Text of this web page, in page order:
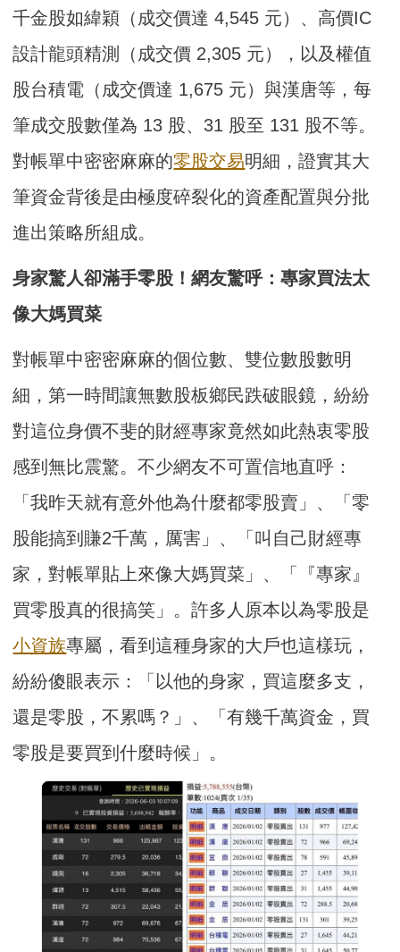
千金股如緯穎（成交價達 4,545 元）、高價IC
設計龍頭精測（成交價 2,305 元），以及權值
股台積電（成交價達 1,675 元）與漢唐等，每
筆成交股數僅為 13 股、31 股至 131 股不等。
對帳單中密密麻麻的零股交易明細，證實其大
筆資金背後是由極度碎裂化的資產配置與分批
進出策略所組成。
身家驚人卻滿手零股！網友驚呼：專家買法太
像大媽買菜
對帳單中密密麻麻的個位數、雙位數股數明
細，第一時間讓無數股板鄉民跌破眼鏡，紛紛
對這位身價不斐的財經專家竟然如此熱衷零股
感到無比震驚。不少網友不可置信地直呼：
「我昨天就有意外他為什麼都零股賣」、「零
股能搞到賺2千萬，厲害」、「叫自己財經專
家，對帳單貼上來像大媽買菜」、「『專家』
買零股真的很搞笑」。許多人原本以為零股是
小資族專屬，看到這種身家的大戶也這樣玩，
紛紛傻眼表示：「以他的身家，買這麼多支，
還是零股，不累嗎？」、「有幾千萬資金，買
零股是要買到什麼時候」。